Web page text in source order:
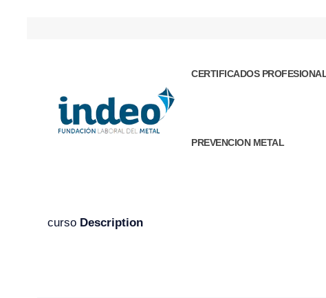
CERTIFICADOS
PREVENCION METAL
curso Description